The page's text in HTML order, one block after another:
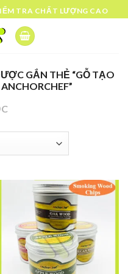
TRA CHẤT LƯỢNG CAO
GẮN THẺ “GỖ TẠO